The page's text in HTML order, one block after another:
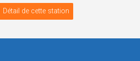
Détail de cette station